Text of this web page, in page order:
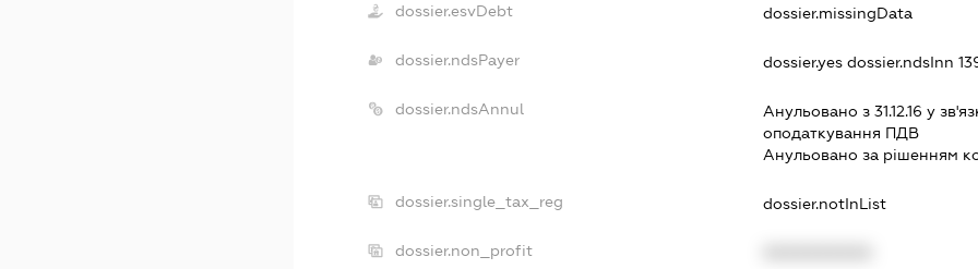
dossier.esvDebt dossier.missingData
dossier.ndsPayer dossier.yes dossier.ndsInn
dossier.ndsAnnul Анульовано з 31.12.16 у
оподаткування ПДВ
Анульовано за рiшенням
dossier.single_tax_reg dossier.notInList
dossier.non_profit